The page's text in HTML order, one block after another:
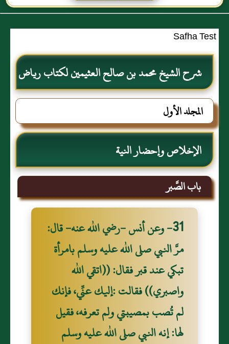
Safha Test
شرح الشيخ محمد بن صالح العثيمين لكتاب رياض
الصالحين للإمام النووي رحمهم الله تعالى
المجلد الأول
الإخلاص وإحضار النية
باب الصَّبر
31- وعن أنس -رضي الله عنه- قال:
مرَّ النبي صلى الله عليه وسلم بامرأة
تبكي عند قبر فقال: ((اتقي الله
واصبري)) فقالت :إليك عنِّي، فإنك
لم تُصب بمصيبتي ولم تعرفه، فقيل
لها: إنه النبي صلى الله عليه وسلم